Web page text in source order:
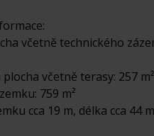
včetně technického
plocha včetně terasy: 257 m²
759 m²
cca 19 m, délka cca 44 m